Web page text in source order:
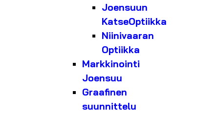
Joensuun
KatseOptiikka
Niinivaaran
Optiikka
Markkinointi
Joensuu
Graafinen
suunnittelu